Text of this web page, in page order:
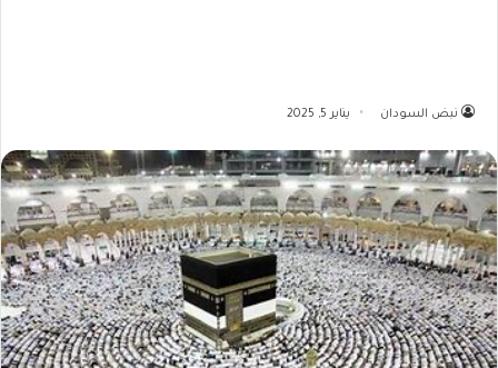
نبض السودان يناير 5, 2025